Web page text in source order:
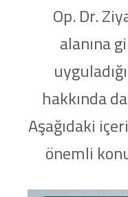
Op. Dr.
alanına
hakkında
Aşağıdaki
önemli